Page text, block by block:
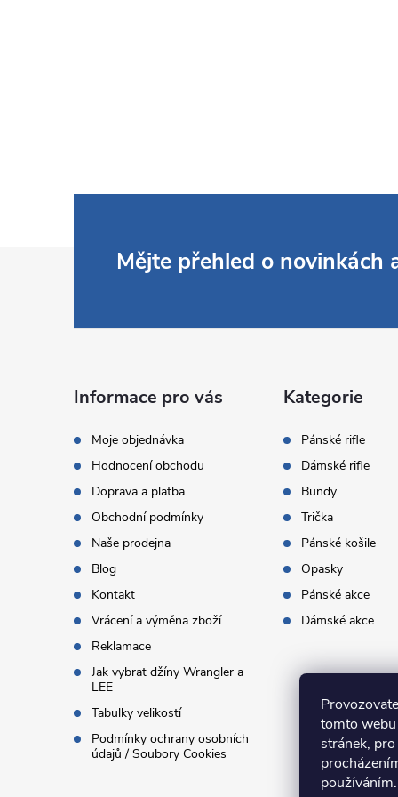
tomto
stránek,
používáním.
Mějte přehled o novinkách
Informace pro vás
Moje objednávka
Hodnocení obchodu
Doprava a platba
Obchodní podmínky
Naše prodejna
Blog
Kontakt
Vrácení a výměna zboží
Reklamace
Jak vybrat džíny Wrangler a
LEE
Tabulky velikostí
Podmínky ochrany osobních
údajů / Soubory Cookies
Kategorie
Pánské rifle
Dámské rifle
Bundy
Trička
Pánské košile
Opasky
Pánské akce
Dámské akce